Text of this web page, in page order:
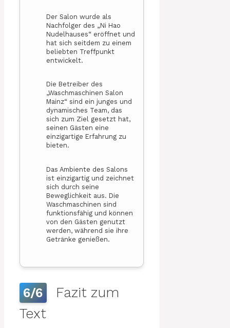
Der Salon wurde als
Nachfolger des „Ni Hao
Nudelhauses“ eröffnet und
hat sich seitdem zu einem
beliebten Treffpunkt
entwickelt.
Die Betreiber des
„Waschmaschinen Salon
Mainz“ sind ein junges und
dynamisches Team, das
sich zum Ziel gesetzt hat,
seinen Gästen eine
einzigartige Erfahrung zu
bieten.
Das Ambiente des Salons
ist einzigartig und zeichnet
sich durch seine
Beweglichkeit aus. Die
Waschmaschinen sind
funktionsfähig und können
von den Gästen genutzt
werden, während sie ihre
Getränke genießen.
6/6
Fazit zum
Text